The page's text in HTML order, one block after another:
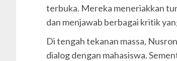
terbuka. Mereka meneriakkan
dan menjawab berbagai kritik
Di tengah tekanan massa,
dialog dengan mahasiswa.